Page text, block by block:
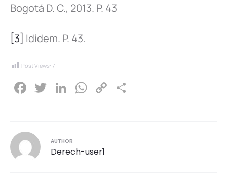
Bogotá D. C., 2013. P. 43
[3] Idídem. P. 43.
Post Views: 7
F
e
b
T
er
Li
e
dI
W
A
C
AUTHOR
Derech-user1